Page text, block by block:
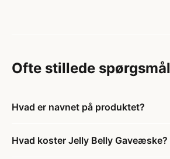
Ofte stillede spørgsmål
Hvad er navnet på produktet?
Hvad koster Jelly Belly Gaveæske?